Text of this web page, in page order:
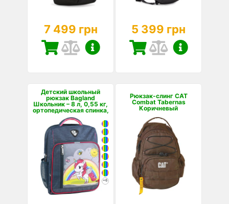
7 499 грн 5 399 грн
Детский школьный
рюкзак Bagland
Школьник – 8 л, 0,55 кг,
ортопедическая спинка,
светоотражающие
элем...
+6
Рюкзак-слинг CAT
Combat Tabernas
Коричневый